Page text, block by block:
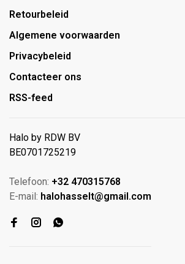
Retourbeleid
Algemene voorwaarden
Privacybeleid
Contacteer ons
RSS-feed
Halo by RDW BV
BE0701725219
Telefoon: +32 470315768
E-mail: halohasselt@gmail.com